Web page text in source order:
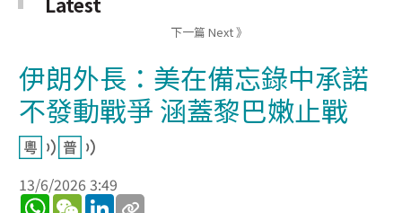
下一篇 Next 》
伊朗外長：美在備忘錄中承諾
不發動戰爭 涵蓋黎巴嫩止戰
13/6/2026 3:49
WhatsApp
WeChatLinkedIn